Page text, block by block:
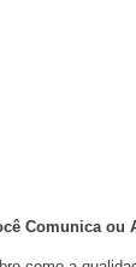
Comunica ou